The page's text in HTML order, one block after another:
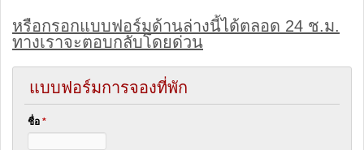
หรือกรอกแบบฟอร์มด้านล่างนี้ได้ตลอด 24 ช.ม.
ทางเราจะตอบกลับโดยด่วน
แบบฟอร์มการจองที่พัก
ชื่อ *